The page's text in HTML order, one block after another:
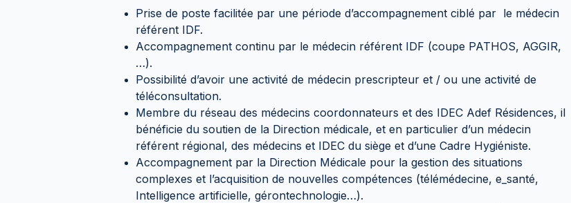
Prise de poste facilitée par une période d’accompagnement ciblé par le médecin
référent IDF.
Accompagnement continu par le médecin référent IDF (coupe PATHOS, AGGIR,
…).
Possibilité d’avoir une activité de médecin prescripteur et / ou une activité de
téléconsultation.
Membre du réseau des médecins coordonnateurs et des IDEC Adef Résidences, il
bénéficie du soutien de la Direction médicale, et en particulier d’un médecin
référent régional, des médecins et IDEC du siège et d’une Cadre Hygiéniste.
Accompagnement par la Direction Médicale pour la gestion des situations
complexes et l’acquisition de nouvelles compétences (télémédecine, e_santé,
Intelligence artificielle, gérontechnologie…).